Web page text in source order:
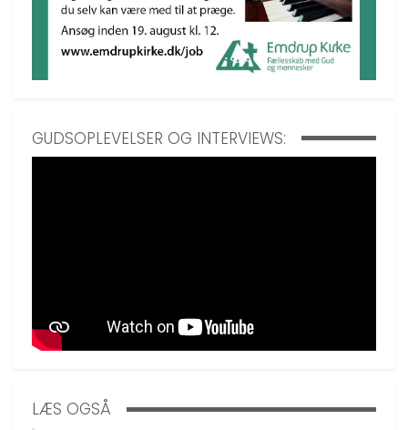
GUDSOPLEVELSER OG INTERVIEWS:
LÆS OGSÅ